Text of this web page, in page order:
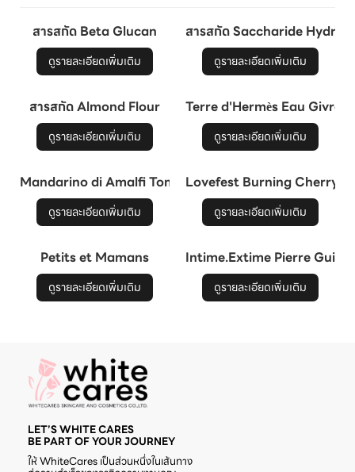
สารสกัด Beta Glucan
ดูรายละเอียดเพิ่มเติม
สารสกัด Saccharide
ดูรายละเอียดเพิ่มเติม
สารสกัด Almond Flour
ดูรายละเอียดเพิ่มเติม
Terre d'Hermès Eau
ดูรายละเอียดเพิ่มเติม
Mandarino di Amalfi Tom Ford
ดูรายละเอียดเพิ่มเติม
Lovefest Burning Cherry
ดูรายละเอียดเพิ่มเติม
Petits et Mamans
ดูรายละเอียดเพิ่มเติม
Intime.Extime Pierre
ดูรายละเอียดเพิ่มเติม
LET’S WHITE CARES
BE PART OF YOUR JOURNEY
ให้ WhiteCares เป็นส่วนหนึ่งในเส้นทาง